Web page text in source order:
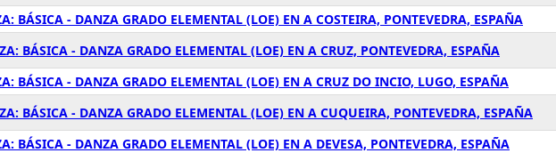
BÁSICA - DANZA GRADO ELEMENTAL (LOE) EN A COSTEIRA, PONTEVEDRA, ESPAÑA
BÁSICA - DANZA GRADO ELEMENTAL (LOE) EN A CRUZ, PONTEVEDRA, ESPAÑA
BÁSICA - DANZA GRADO ELEMENTAL (LOE) EN A CRUZ DO INCIO, LUGO, ESPAÑA
BÁSICA - DANZA GRADO ELEMENTAL (LOE) EN A CUQUEIRA, PONTEVEDRA, ESPAÑA
BÁSICA - DANZA GRADO ELEMENTAL (LOE) EN A DEVESA, PONTEVEDRA, ESPAÑA